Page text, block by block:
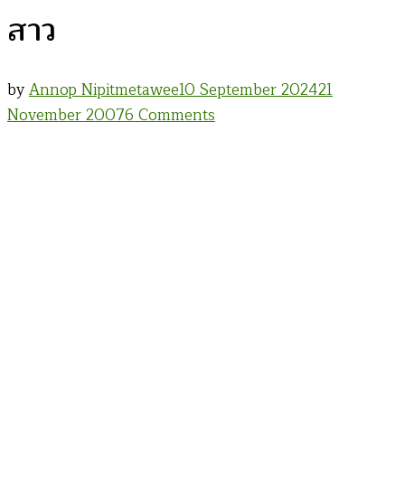
สาว
byAnnop Nipitmetawee10 September 202421
November 20076 Commentson